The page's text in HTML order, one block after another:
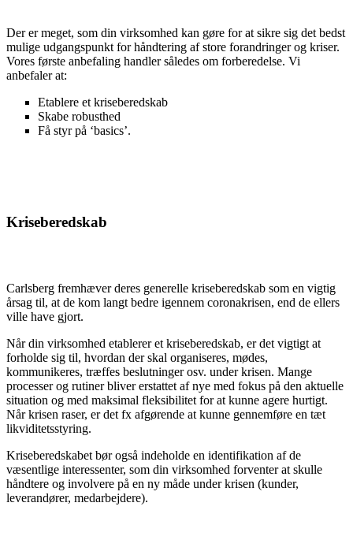
Der er meget, som din virksomhed kan gøre for at sikre sig det bedst
mulige udgangspunkt for håndtering af store forandringer og kriser.
Vores første anbefaling handler således om forberedelse. Vi
anbefaler at:
Etablere et kriseberedskab
Skabe robusthed
Få styr på ‘basics’.
Kriseberedskab
Carlsberg fremhæver deres generelle kriseberedskab som en vigtig
årsag til, at de kom langt bedre igennem coronakrisen, end de ellers
ville have gjort.
Når din virksomhed etablerer et kriseberedskab, er det vigtigt at
forholde sig til, hvordan der skal organiseres, mødes,
kommunikeres, træffes beslutninger osv. under krisen. Mange
processer og rutiner bliver erstattet af nye med fokus på den aktuelle
situation og med maksimal fleksibilitet for at kunne agere hurtigt.
Når krisen raser, er det fx afgørende at kunne gennemføre en tæt
likviditetsstyring.
Kriseberedskabet bør også indeholde en identifikation af de
væsentlige interessenter, som din virksomhed forventer at skulle
håndtere og involvere på en ny måde under krisen (kunder,
leverandører, medarbejdere).